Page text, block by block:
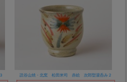
読谷山焼・北窯 松田米司 赤絵 次郎型湯呑み２